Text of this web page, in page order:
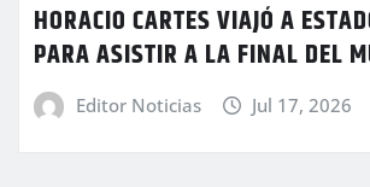
HORACIO CARTES VIAJÓ A
PARA ASISTIR A LA FINAL DEL
Editor Noticias Jul 17, 2026